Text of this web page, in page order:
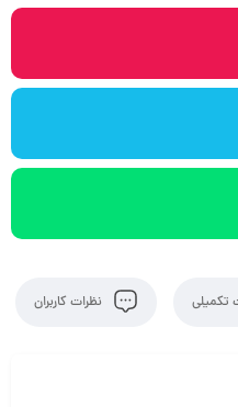
تکمیلی نظرات کاربران